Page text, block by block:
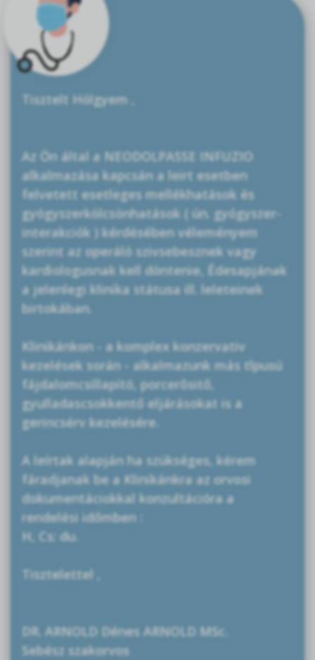
Tisztelt Hölgyem ,
Az Ön által a NEODOLPASSE INFUZIO
alkalmazása kapcsán a leirt esetben
felvetett esetleges mellékhatások és
gyógyszerkölcsönhatások ( ún. gyógyszer-
interakciók ) kérdésében véleményem
szerint az operáló szivsebesznek vagy
kardiologusnak kell döntenie, Édesapjának
a jelenlegi klinika státusa ill. leleteinek
birtokában.
Klinikánkon - a komplex konzervativ
kezelések során - alkalmazunk más tîpusú
fájdalomcsillapító, porcerôsitő,
gyulladascsokkentő eljárásokat is a
gerincsérv kezelésére.
A leírtak alapján ha szükséges, kérem
fáradjanak be a Klinikánkra az orvosi
dokumentáciokkal konzultációra a
rendelési időmben :
H, Cs: du.
Tisztelettel ,
DR. ARNOLD Dénes ARNOLD MSc.
Sebész szakorvos